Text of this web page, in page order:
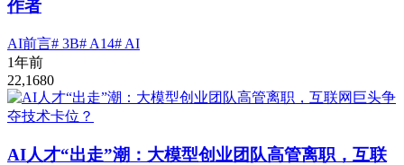
作者
AI前言# 3B# A14# AI
1年前
22,1680
AI人才“出走”潮：大模型创业团队高管离职，互联